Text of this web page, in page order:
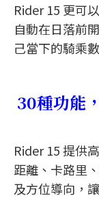
Rider 15 更可
自動在日落前
己當下的騎乘
30種功能
Rider 15 提供
距離、卡路里
及方位導向，